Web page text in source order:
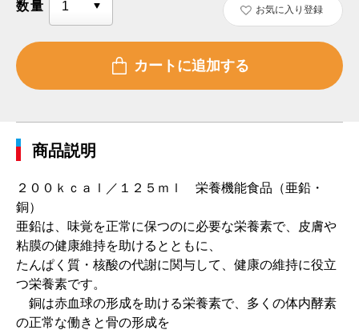
数量 お気に入り登録
商品説明
２００ｋｃａｌ／１２５ｍｌ 栄養機能食品（亜鉛・
銅）
亜鉛は、味覚を正常に保つのに必要な栄養素で、皮膚や
粘膜の健康維持を助けるとともに、
たんぱく質・核酸の代謝に関与して、健康の維持に役立
つ栄養素です。
銅は赤血球の形成を助ける栄養素で、多くの体内酵素
の正常な働きと骨の形成を